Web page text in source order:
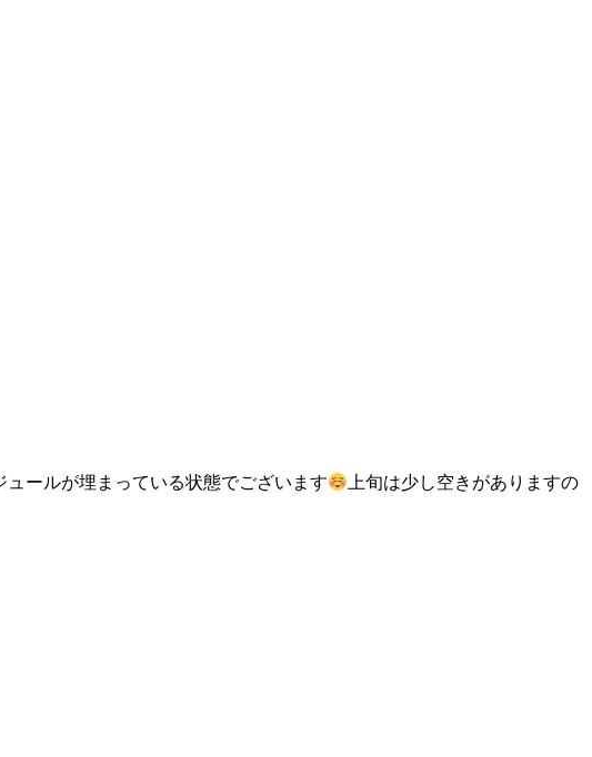
ールが埋まっている状態でございます
上旬は少し空きがありますの